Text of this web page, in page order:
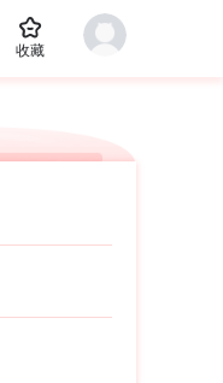

收藏